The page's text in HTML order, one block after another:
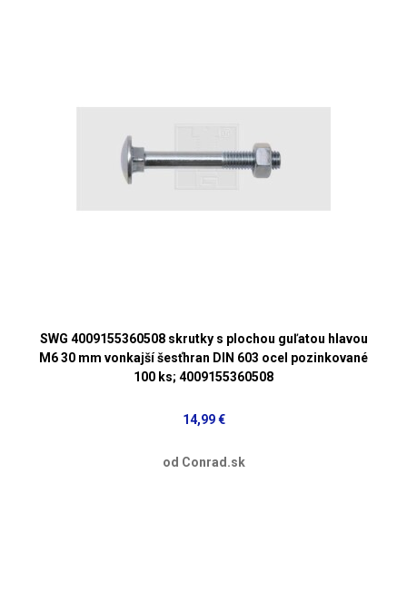
SWG 4009155360508 skrutky s plochou guľatou hlavou
M6 30 mm vonkajší šesťhran DIN 603 ocel pozinkované
100 ks; 4009155360508
14,99 €
od Conrad.sk